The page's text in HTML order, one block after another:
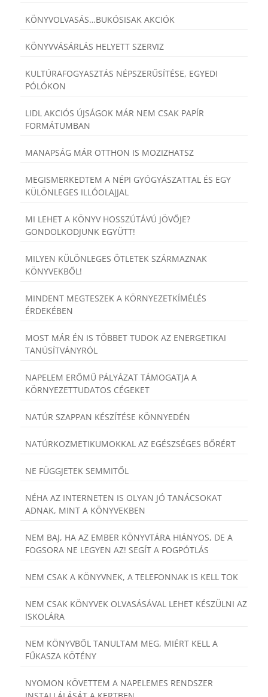
KÖNYVOLVASÁS…BUKÓSISAK AKCIÓK
KÖNYVVÁSÁRLÁS HELYETT SZERVIZ
KULTÚRAFOGYASZTÁS NÉPSZERŰSÍTÉSE, EGYEDI
PÓLÓKON
LIDL AKCIÓS ÚJSÁGOK MÁR NEM CSAK PAPÍR
FORMÁTUMBAN
MANAPSÁG MÁR OTTHON IS MOZIZHATSZ
MEGISMERKEDTEM A NÉPI GYÓGYÁSZATTAL ÉS EGY
KÜLÖNLEGES ILLÓOLAJJAL
MI LEHET A KÖNYV HOSSZÚTÁVÚ JÖVŐJE?
GONDOLKODJUNK EGYÜTT!
MILYEN KÜLÖNLEGES ÖTLETEK SZÁRMAZNAK
KÖNYVEKBŐL!
MINDENT MEGTESZEK A KÖRNYEZETKÍMÉLÉS
ÉRDEKÉBEN
MOST MÁR ÉN IS TÖBBET TUDOK AZ ENERGETIKAI
TANÚSÍTVÁNYRÓL
NAPELEM ERŐMŰ PÁLYÁZAT TÁMOGATJA A
KÖRNYEZETTUDATOS CÉGEKET
NATÚR SZAPPAN KÉSZÍTÉSE KÖNNYEDÉN
NATÚRKOZMETIKUMOKKAL AZ EGÉSZSÉGES BŐRÉRT
NE FÜGGJETEK SEMMITŐL
NÉHA AZ INTERNETEN IS OLYAN JÓ TANÁCSOKAT
ADNAK, MINT A KÖNYVEKBEN
NEM BAJ, HA AZ EMBER KÖNYVTÁRA HIÁNYOS, DE A
FOGSORA NE LEGYEN AZ! SEGÍT A FOGPÓTLÁS
NEM CSAK A KÖNYVNEK, A TELEFONNAK IS KELL TOK
NEM CSAK KÖNYVEK OLVASÁSÁVAL LEHET KÉSZÜLNI AZ
ISKOLÁRA
NEM KÖNYVBŐL TANULTAM MEG, MIÉRT KELL A
FŰKASZA KÖTÉNY
NYOMON KÖVETTEM A NAPELEMES RENDSZER